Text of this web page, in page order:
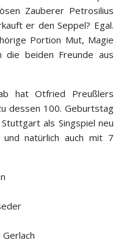
Zauberer Petrosilius
er den Seppel? Egal.
Portion Mut, Magie
die beiden Freunde aus
hat Otfried Preußlers
dessen 100. Geburtstag
als Singspiel neu
natürlich auch mit 7